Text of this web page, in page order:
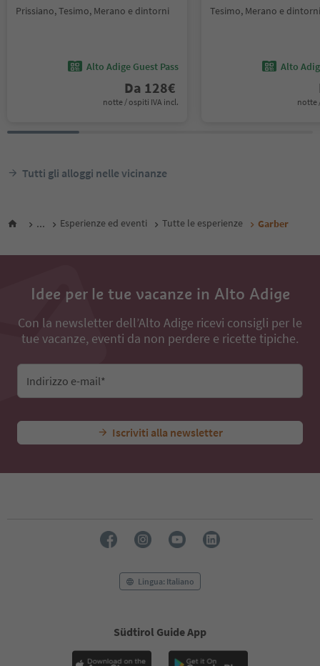
Prissiano, Tesimo, Merano e dintorni
Alto Adige Guest Pass
Da 128€
notte / ospiti IVA incl.
Tesimo, Merano e dintorni
Alto
notte
Tutti gli alloggi nelle vicinanze
... Esperienze ed eventi Tutte le esperienze Garber
Idee per le tue vacanze in Alto Adige
Con la newsletter dell’Alto Adige ricevi consigli per le
tue vacanze, eventi da non perdere e ricette tipiche.
Indirizzo e-mail*
Iscriviti alla newsletter
Lingua: Italiano
Südtirol Guide App